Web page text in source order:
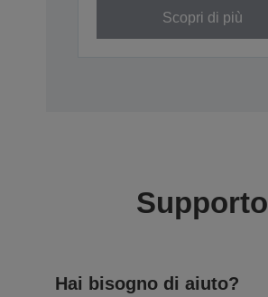
Scopri di più
Supporto
Hai bisogno di aiuto?